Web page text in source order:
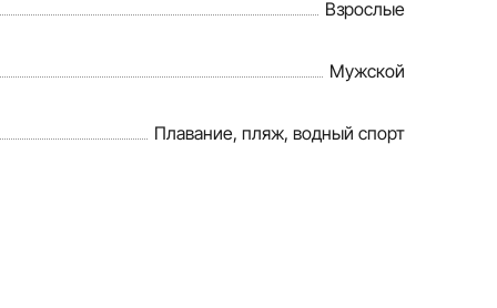
Взрослые
Мужской
Плавание, пляж, водный спорт